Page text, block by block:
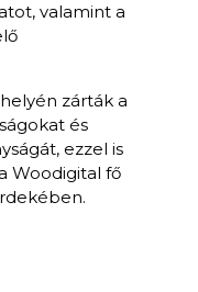
valamint a
zárták a
és
ezzel is
Woodigital fő